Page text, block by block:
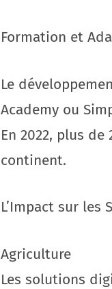
Formation et
Le
Academy ou
En 2022, plus
continent.
L’Impact sur les
Agriculture
Les solutions